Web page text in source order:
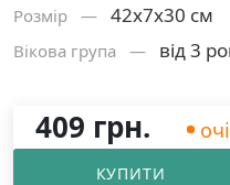
Розмiр — 42х7х30 см
Вікова група — від 3
409 грн.
КУПИТИ